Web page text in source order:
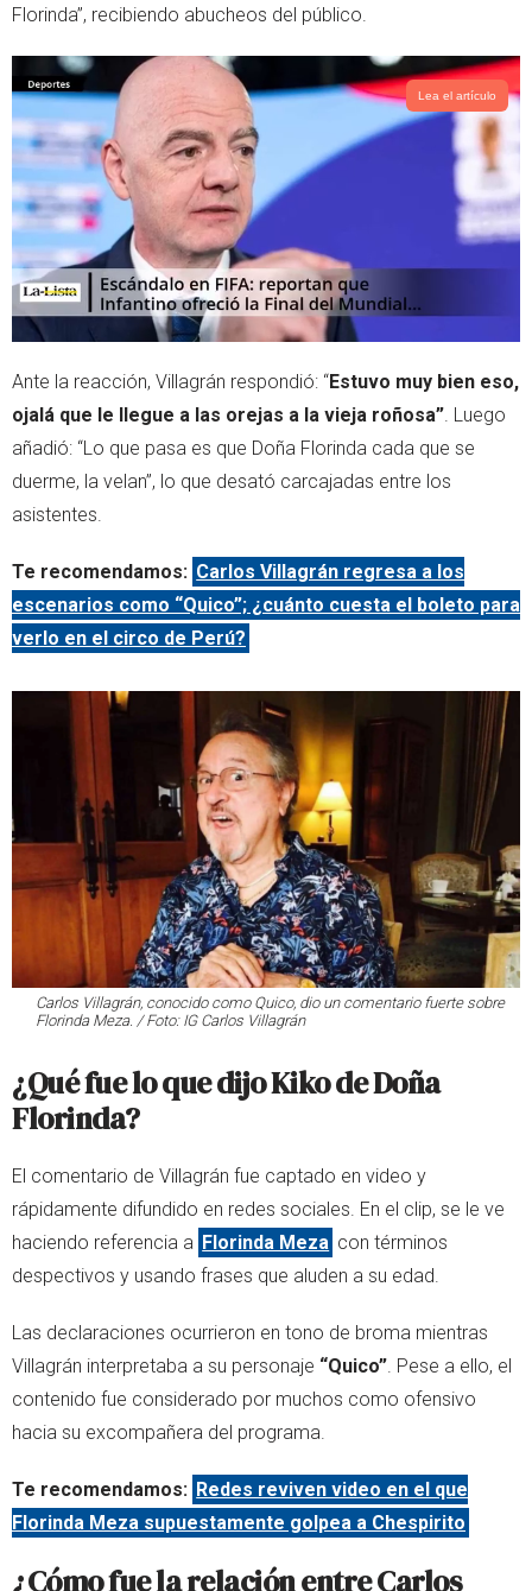
Florinda”, recibiendo abucheos del público.
Lea el artículo
Ante la reacción, Villagrán respondió: “Estuvo muy bien eso,
ojalá que le llegue a las orejas a la vieja roñosa”. Luego
añadió: “Lo que pasa es que Doña Florinda cada que se
duerme, la velan”, lo que desató carcajadas entre los
asistentes.
Te recomendamos: Carlos Villagrán regresa a los
escenarios como “Quico”; ¿cuánto cuesta el boleto para
verlo en el circo de Perú?
Carlos Villagrán, conocido como Quico, dio un comentario fuerte sobre
Florinda Meza. / Foto: IG Carlos Villagrán
¿Qué fue lo que dijo Kiko de Doña
Florinda?
El comentario de Villagrán fue captado en video y
rápidamente difundido en redes sociales. En el clip, se le ve
haciendo referencia a Florinda Meza con términos
despectivos y usando frases que aluden a su edad.
Las declaraciones ocurrieron en tono de broma mientras
Villagrán interpretaba a su personaje “Quico” . Pese a ello, el
contenido fue considerado por muchos como ofensivo
hacia su excompañera del programa.
Te recomendamos: Redes reviven video en el que
Florinda Meza supuestamente golpea a Chespirito
¿Cómo fue la relación entre Carlos